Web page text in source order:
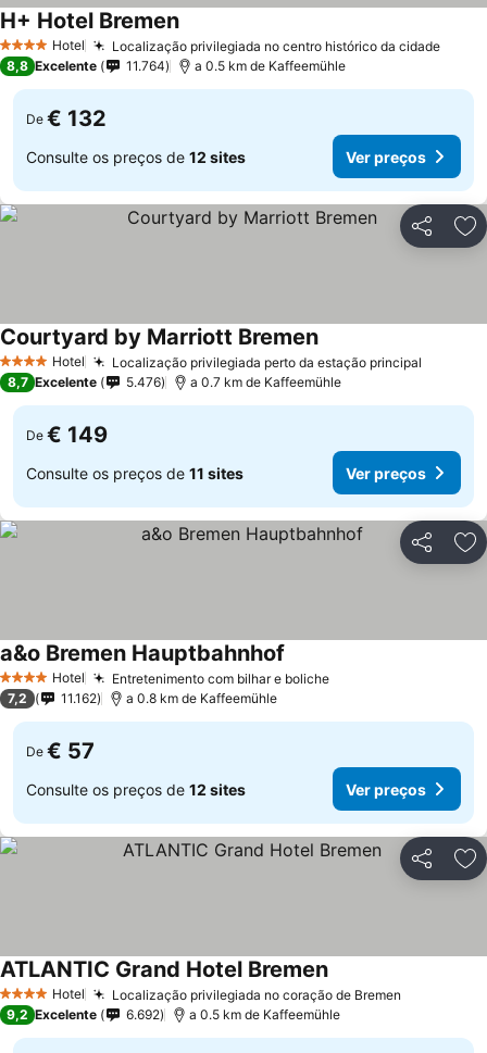
4 EstrelasHotel Localização privilegiada no centro histórico da cidade
H+ Hotel Bremen
8,8 Excelente 11.764 a 0.5 km de Kaffeemühle
De € 132
Consulte os preços de 12 sites Ver preços
Partilhar
4 EstrelasHotel Localização privilegiada perto da estação principal
Courtyard by Marriott Bremen
8,7 Excelente 5.476 a 0.7 km de Kaffeemühle
De € 149
Consulte os preços de 11 sites Ver preços
Partilhar
4 EstrelasHotel Entretenimento com bilhar e boliche
a&o Bremen Hauptbahnhof
7,2 11.162 a 0.8 km de Kaffeemühle
De € 57
Consulte os preços de 12 sites Ver preços
Partilhar
4 EstrelasHotel Localização privilegiada no coração de Bremen
ATLANTIC Grand Hotel Bremen
9,2 Excelente 6.692 a 0.5 km de Kaffeemühle